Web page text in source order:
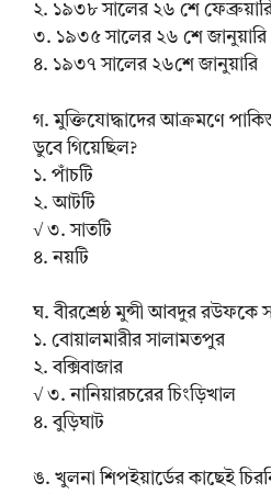
২. ১৯৩৮ সালের ২৬ শে
৩. ১৯৩৫ সালের ২৬ শে জানুয়ারি
৪. ১৯৩৭ সালের ২৬শে জানুয়ারি
গ. মুক্তিযোদ্ধাদের আক্রমণে
ডুবে গিয়েছিল?
১. পাঁচটি
২. আটটি
√ ৩. সাতটি
৪. নয়টি
ঘ. বীরশ্রেষ্ঠ মুন্সী আবদুর রউফকে
১. বোয়ালমারীর সালামতপুর
২. বক্সিবাজার
√ ৩. নানিয়ারচরের চিংড়িখাল
৪. বুড়িঘাট
ঙ. খুলনা শিপইয়ার্ডের কাছেই